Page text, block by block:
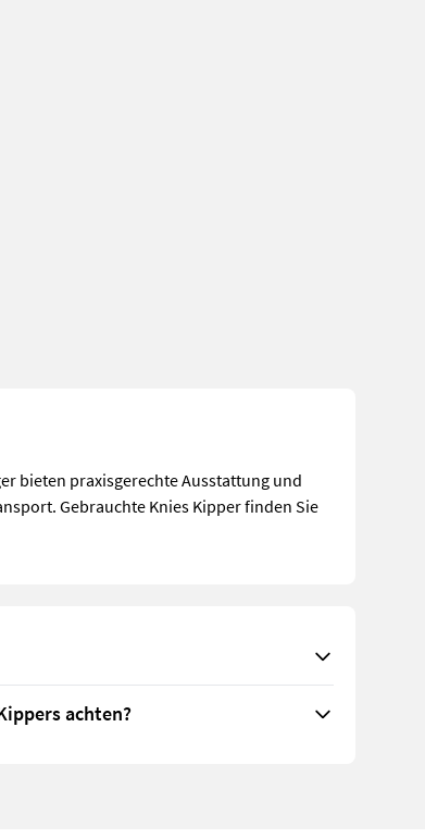
bieten praxisgerechte Ausstattung und
Gebrauchte Knies Kipper finden Sie
achten?